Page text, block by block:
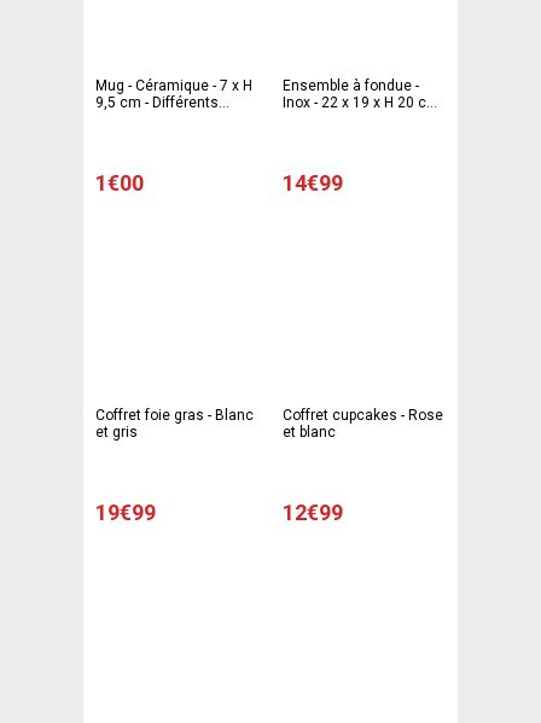
Mug - Céramique - 7 x H
9,5 cm - Différents
1€00
Ensemble à fondue -
Inox - 22 x 19 x H 20 cm
14€99
Coffret foie gras - Blanc
et gris
19€99
Coffret cupcakes - Rose
et blanc
12€99